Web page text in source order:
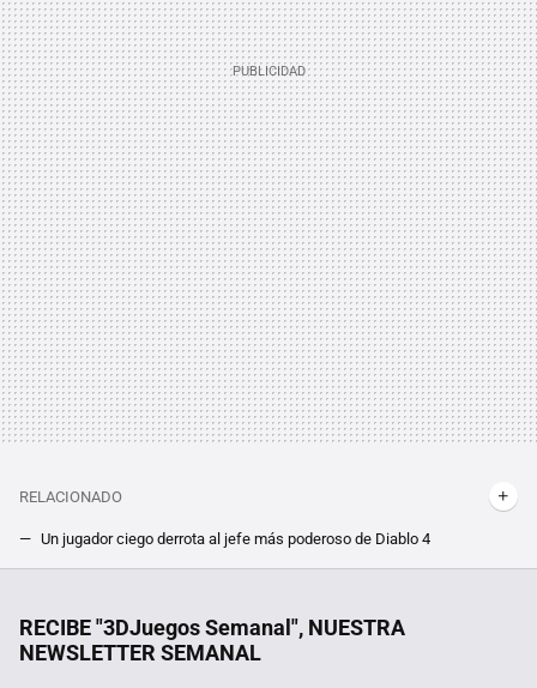
RELACIONADO
Un jugador ciego derrota al jefe más poderoso de Diablo 4
RECIBE "3DJuegos Semanal", NUESTRA
NEWSLETTER SEMANAL